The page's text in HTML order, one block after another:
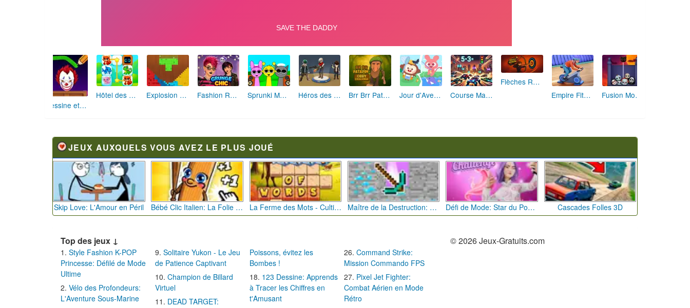
Dessine et Écrase : Le Jeu des Monstres
Hôtel des Animaux de Rêve Explosion de Blocs de Sable Fashion Rebelle: Style Grunge Chic Sprunki Monster: Rythmes Musicaux Monstres Héros des Terres Hostiles Brr Brr Patapim: Le Défi Parkour Délirant Jour d'Aventure: Puzzles en Plein Air Course Mathématique: La Vitesse par les Chiffres
Flèches Rusées 2 : Visez Juste et Défiez la Rotation!
Empire Fitness - Simulateur de Salle de Sport
Fusion Monstrueuse d'Halloween
JEUX AUXQUELS VOUS AVEZ LE PLUS JOUÉ
Skip Love: L'Amour en Péril Bébé Clic Italien: La Folie des Petits Bambins La Ferme des Mots - Cultivez votre Vocabulaire Maître de la Destruction: Fusion de Pioches Défi de Mode: Star du Podium Cascades Folles 3D
Top des jeux ↓
Style Fashion K-POP
Princesse: Défilé de Mode
Ultime
Vélo des Profondeurs:
L'Aventure Sous-Marine
Solitaire Yukon - Le Jeu
de Patience Captivant
Champion de Billard
Virtuel
DEAD TARGET:
Poissons, évitez les
Bombes !
123 Dessine: Apprends
à Tracer les Chiffres en
t'Amusant
Command Strike:
Mission Commando FPS
Pixel Jet Fighter:
Combat Aérien en Mode
Rétro
© 2026 Jeux-Gratuits.com